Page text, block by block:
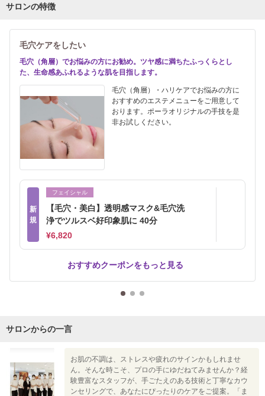
サロンの特徴
毛穴ケアをしたい
毛穴（角層）でお悩みの方にお勧め。ツヤ感に満ちたふっくらとし
た、生命感あふれるような肌を目指します。
毛穴（角層）・ハリケアでお悩みの方に
おすすめのエステメニューをご用意して
おります。ポーラオリジナルの手技を是
非お試しください。
新
規
フェイシャル
【毛穴・美白】透明感マスク&毛穴洗
浄でツルスベ好印象肌に 40分
¥6,820
おすすめクーポンをもっと見る
サロンからの一言
お肌の不調は、ストレスや疲れのサインかもしれませ
ん。そんな時こそ、プロの手にゆだねてみませんか？経
験豊富なスタッフが、手ごたえのある技術と丁寧なカウ
ンセリングで、あなたにぴったりのケアをご提案。「ま